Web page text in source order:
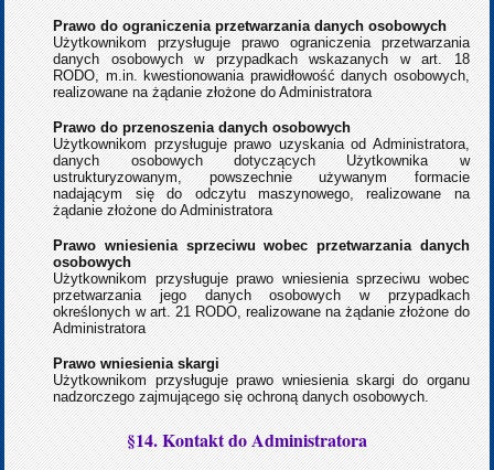
Prawo do ograniczenia przetwarzania danych osobowych
Użytkownikom przysługuje prawo ograniczenia przetwarzania
danych osobowych w przypadkach wskazanych w art. 18
RODO, m.in. kwestionowania prawidłowość danych osobowych,
realizowane na żądanie złożone do Administratora
Prawo do przenoszenia danych osobowych
Użytkownikom przysługuje prawo uzyskania od Administratora,
danych osobowych dotyczących Użytkownika w
ustrukturyzowanym, powszechnie używanym formacie
nadającym się do odczytu maszynowego, realizowane na
żądanie złożone do Administratora
Prawo wniesienia sprzeciwu wobec przetwarzania danych
osobowych
Użytkownikom przysługuje prawo wniesienia sprzeciwu wobec
przetwarzania jego danych osobowych w przypadkach
określonych w art. 21 RODO, realizowane na żądanie złożone do
Administratora
Prawo wniesienia skargi
Użytkownikom przysługuje prawo wniesienia skargi do organu
nadzorczego zajmującego się ochroną danych osobowych.
§14. Kontakt do Administratora